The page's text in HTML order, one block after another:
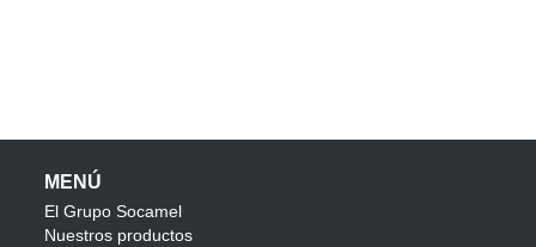
MENÚ
El Grupo Socamel
Nuestros productos